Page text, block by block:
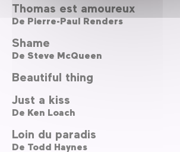
Thomas est amoureux
De Pierre-Paul Renders
Shame
De Steve McQueen
Beautiful thing
Just a kiss
De Ken Loach
Loin du paradis
De Todd Haynes